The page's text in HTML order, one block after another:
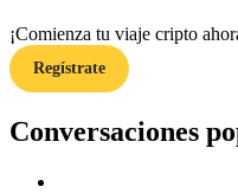
¡Comienza tu viaje cripto
Regístrate
Conversaciones